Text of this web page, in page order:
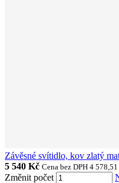
Závěsné svítidlo, kov zlatý
5 540 Kč Cena bez DPH 4
Změnit počet